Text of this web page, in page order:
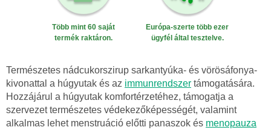
Több mint 60 saját
termék raktáron.
Európa-szerte több ezer
ügyfél által tesztelve.
Természetes nádcukorszirup sarkantyúka- és vörösáfonya-
kivonattal a húgyutak és az immunrendszer támogatására.
Hozzájárul a húgyutak komfortérzetéhez, támogatja a
szervezet természetes védekezőképességét, valamint
alkalmas lehet menstruáció előtti panaszok és menopauza